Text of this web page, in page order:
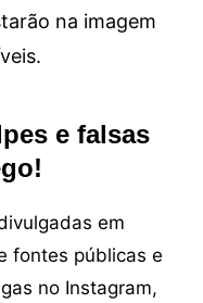
na imagem
e falsas
em
fontes públicas e
no Instagram,